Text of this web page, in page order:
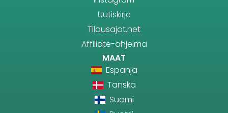
Uutiskirje
Tilausajot.net
Affiliate-ohjelma
MAAT
Espanja
Tanska
Suomi